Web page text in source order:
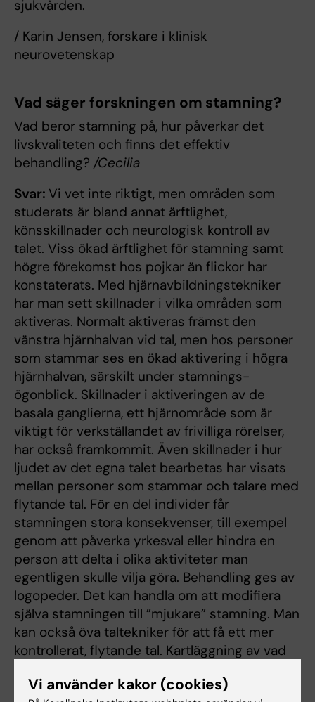
sjukvården.
/ Karin Jensen, forskare i klinisk
neurovetenskap
Vad säger forskningen om stamning?
Vad beror stamning på, hur påverkar det
livskvaliteten och finns det effektiv
behandling? /Cecilia
Svar: Vi vet inte riktigt, men områden som
studerats är bland annat ärftlighet,
könsskillnader och neurologisk kontroll av
talet. Viss ökad ärftlighet för stamning samt
högre förekomst hos pojkar än flickor har
konstaterats. Med hjärnavbildningstekniker
har man sett skillnader i vilka områden som
aktiveras. Normalt aktiveras främst den
vänstra hjärnhalvan vid tal, men hos personer
som stammar ses en ökad aktivering i högra
hjärnhalvan, särskilt under stamnings-
ögonblick. Skillnader i aktiveringen av de
basala ganglierna, ett hjärnområde som är
viktigt för verkställandet av frivilliga rörelser,
har också framkommit. Även skillnader i hur
ljudet av det egna talet bearbetas har visats
mellan personer som stammar och talare med
flytande tal. För en del individer får
stamningen stora konsekvenser, till exempel
genom att påverka yrkesval eller hindra en
person att delta i olika aktiviteter man
egentligen skulle vilja göra. Behandling ges av
logopeder. Det kan handla om att modifiera
själva stamningen till ”mjukare” stamning. Man
kan också öva taltekniker för att få ett mer
kontrollerat, flytande tal. Kartläggning av vad
man hanterar detta samt bearbetning av
Vi använder kakor (cookies)